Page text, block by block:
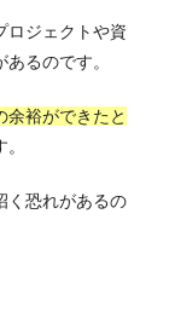
ロジェクトや資
るのです。
余裕ができたと
く恐れがあるの